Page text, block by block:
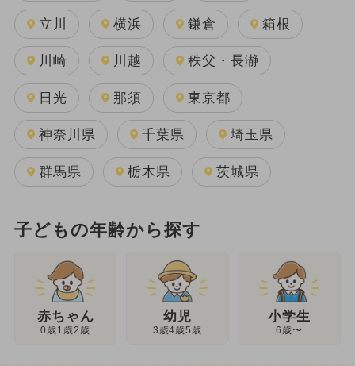
立川 横浜 鎌倉 箱根
川崎 川越 秩父・長瀞
日光 那須 東京都
神奈川県 千葉県 埼玉県
群馬県 栃木県 茨城県
子どもの年齢から探す
赤ちゃん
0歳1歳2歳
幼児
3歳4歳5歳
小学生
6歳〜